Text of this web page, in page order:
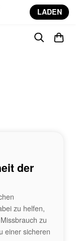
LADEN
der
zu helfen,
zu
einer sicheren